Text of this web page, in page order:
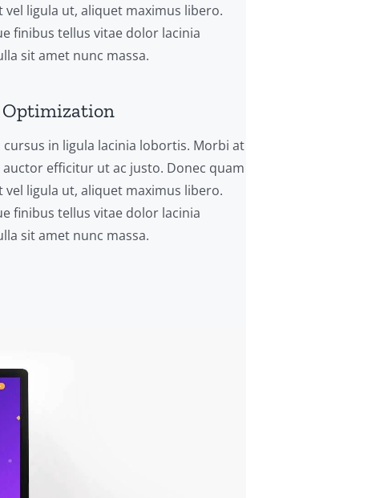
vel ligula ut, aliquet maximus libero.
finibus tellus vitae dolor lacinia
sit amet nunc massa.
Optimization
in ligula lacinia lobortis. Morbi at
efficitur ut ac justo. Donec quam
vel ligula ut, aliquet maximus libero.
finibus tellus vitae dolor lacinia
sit amet nunc massa.